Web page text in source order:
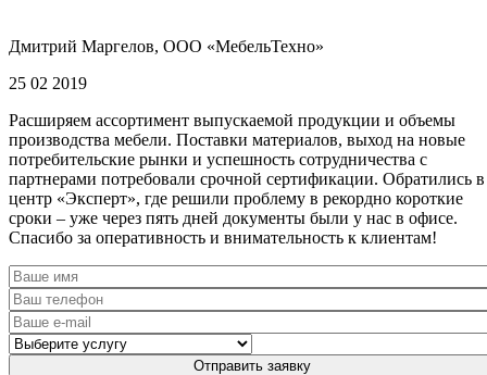
Дмитрий Маргелов, ООО «МебельТехно»
25 02 2019
Расширяем ассортимент выпускаемой продукции и объемы
производства мебели. Поставки материалов, выход на новые
потребительские рынки и успешность сотрудничества с
партнерами потребовали срочной сертификации. Обратились в
центр «Эксперт», где решили проблему в рекордно короткие
сроки – уже через пять дней документы были у нас в офисе.
Спасибо за оперативность и внимательность к клиентам!